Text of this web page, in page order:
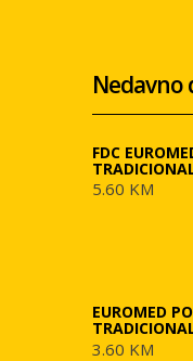
Nedavno
FDC
5.60 KM
EUROMED
3.60 KM